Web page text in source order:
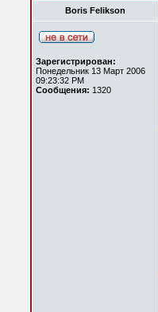
Boris Felikson
Зарегистрирован:
Понедельник 13 Март 2006
09:23:32 PM
Сообщения: 1320